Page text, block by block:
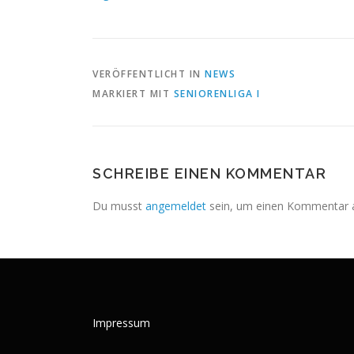
VERÖFFENTLICHT IN NEWS
MARKIERT MIT SENIORENLIGA I
SCHREIBE EINEN KOMMENTAR
Du musst angemeldet sein, um einen Kommentar
Impressum